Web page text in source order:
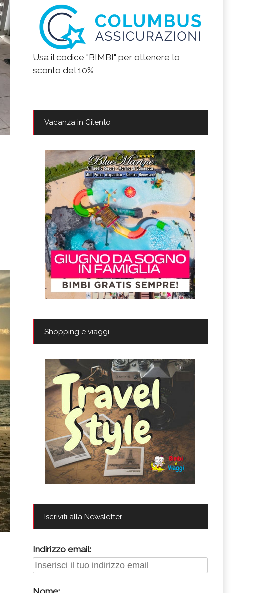
Usa il codice "BIMBI" per ottenere lo
sconto del 10%
Vacanza in Cilento
Shopping e viaggi
Iscriviti alla Newsletter
Indirizzo email: